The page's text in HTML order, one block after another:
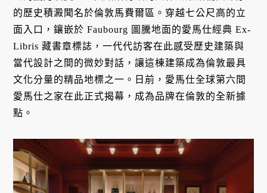
的歷史積澱聞名於倫敦馬費爾區。穿越七公尺高的立
面入口，鑲嵌於 Faubourg 圖騰地面的愛馬仕經典 Ex-
Libris 藏書章標誌，一代代訪客在此感受歷史建築與
當代設計之間的微妙對話，讓這棟建築成為倫敦最具
文化分量的精品地標之一。日前，愛馬仕全球第六間
愛馬仕之家在此正式揭幕，成為品牌在倫敦的全新據
點。